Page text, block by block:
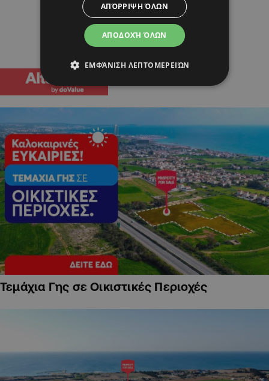
Τεμάχια Γης σε Οικιστικές Περιοχές
ΑΠΟΔΟΧΉ ΌΛΩΝ
ΑΠΌΡΡΙΨΗ ΌΛΩΝ
ΕΜΦΆΝΙΣΗ ΛΕΠΤΟΜΕΡΕΙΏΝ